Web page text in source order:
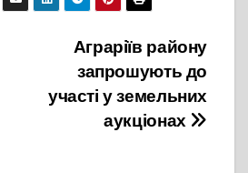
Аграріїв району
запрошують до
участі у земельних
аукціонах